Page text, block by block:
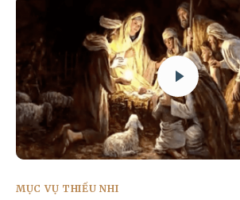
Trang chủ
Giới thiệu
Dưỡng Linh
Thư viện
MỤC VỤ THIẾU NHI